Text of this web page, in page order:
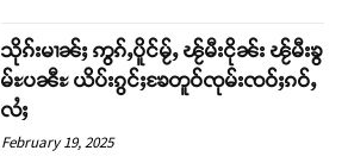
သိုၵ်းမၢၼ်ႈ ဢွၵ်ႇပိူင်မႂ်ႇ ၽႂ်မီးငိုၼ်း ၽႂ်မီးၶွ
မ်ႊပၼီႊ ယိပ်းၵွင်ႈၶႄတူဝ်ၸုမ်းၸဝ်ႈၵဝ်ႇ
လႆႈ
February 19, 2025